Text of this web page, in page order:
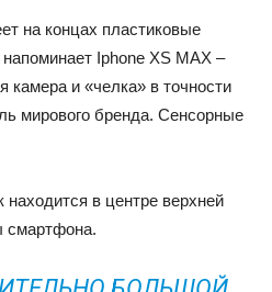
на концах пластиковые
Iphone XS MAX –
камера и «челка» в точности
мирового бренда. Сенсорные
находится в центре верхней
смартфона.